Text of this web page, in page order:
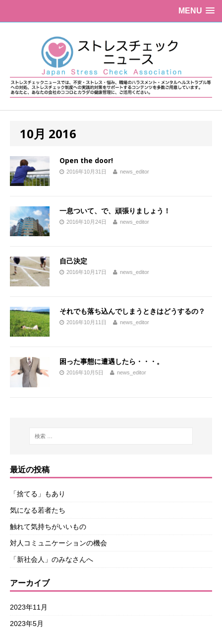
MENU
10月 2016
Open the door!
2016年10月31日 news_editor
一息ついて、で、頑張りましょう！
2016年10月24日 news_editor
自己決定
2016年10月17日 news_editor
それでも落ち込んでしまうときはどうするの？
2016年10月11日 news_editor
困った事態に遭遇したら・・・。
2016年10月5日 news_editor
最近の投稿
「捨てる」もあり
気になる若者たち
触れて気持ちがいいもの
対人コミュニケーションの機会
「新社会人」のみなさんへ
アーカイブ
2023年11月
2023年5月